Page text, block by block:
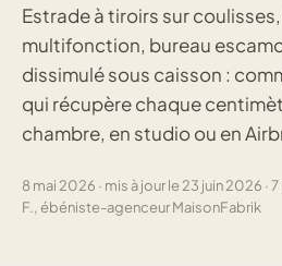
Estrade à tiroirs sur
multifonction, bureau
dissimulé sous caisson :
qui récupère chaque
chambre, en studio ou en
8 mai 2026 · mis à jour le 23 juin 2026 ·
F., ébéniste-agenceur MaisonFabrik